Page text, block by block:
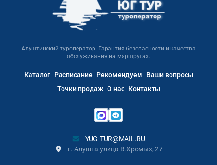
Алуштинский туроператор. Гарантия безопасности и качества
обслуживания на маршрутах.
Каталог Расписание Рекомендуем
Ваши вопросы
Точки продаж О нас Контакты
YUG-TUR@MAIL.RU
г. Алушта улица В.Хромых, 27